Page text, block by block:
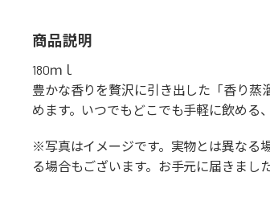
商品説明
180ｍｌ
豊かな香りを贅沢に引き出した「香り蒸
めます。いつでもどこでも手軽に飲める
※写真はイメージです。実物とは異なる
る場合もございます。お手元に届きまし